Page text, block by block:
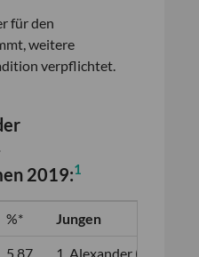
für den
weitere
verpflichtet.
2019:1
%* Jungen
5,87 1. Alexander (1)